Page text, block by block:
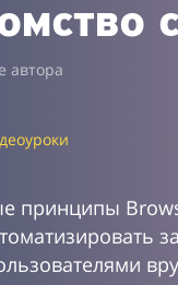
автора
принципы